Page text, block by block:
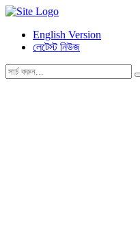
English Version
লেটেস্ট নিউজ